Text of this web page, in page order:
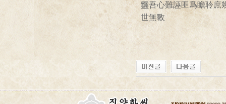
靈吾心難誣匪爲瞻聆庶
世無斁
思湖